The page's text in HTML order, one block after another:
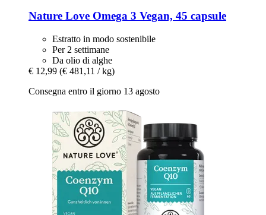
Nature Love Omega 3 Vegan, 45 capsule
Estratto in modo sostenibile
Per 2 settimane
Da olio di alghe
€ 12,99 (€ 481,11 / kg)
Consegna entro il giorno 13 agosto